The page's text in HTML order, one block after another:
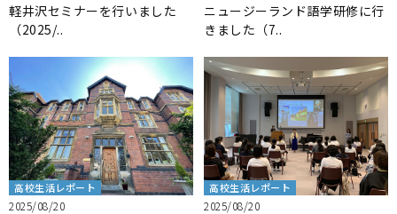
軽井沢セミナーを行いました
（2025/..
ニュージーランド語学研修に行
きました（7..
高校生活レポート
2025/08/20
高校生活レポート
2025/08/20